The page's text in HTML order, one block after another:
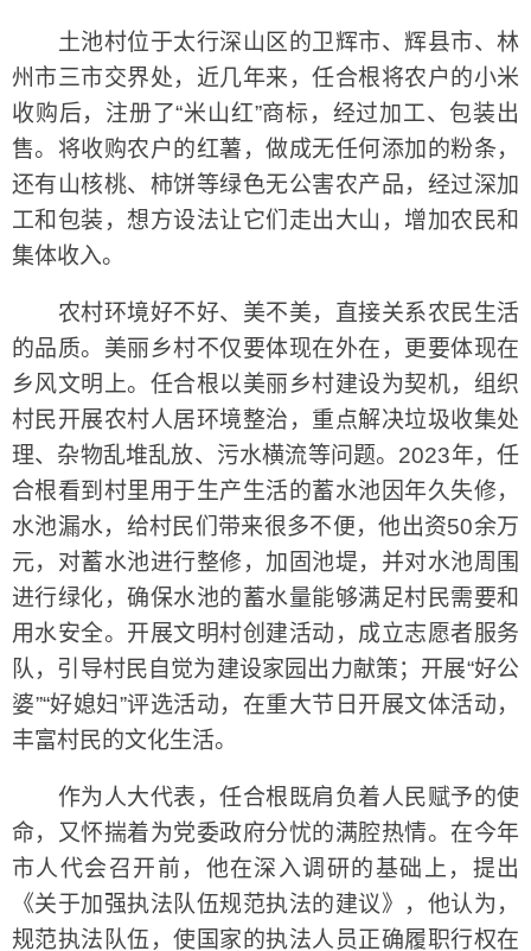
土池村位于太行深山区的卫辉市、辉县市、林
州市三市交界处，近几年来，任合根将农户的小米
收购后，注册了“米山红”商标，经过加工、包装出
售。将收购农户的红薯，做成无任何添加的粉条，
还有山核桃、柿饼等绿色无公害农产品，经过深加
工和包装，想方设法让它们走出大山，增加农民和
集体收入。
农村环境好不好、美不美，直接关系农民生活
的品质。美丽乡村不仅要体现在外在，更要体现在
乡风文明上。任合根以美丽乡村建设为契机，组织
村民开展农村人居环境整治，重点解决垃圾收集处
理、杂物乱堆乱放、污水横流等问题。2023年，任
合根看到村里用于生产生活的蓄水池因年久失修，
水池漏水，给村民们带来很多不便，他出资50余万
元，对蓄水池进行整修，加固池堤，并对水池周围
进行绿化，确保水池的蓄水量能够满足村民需要和
用水安全。开展文明村创建活动，成立志愿者服务
队，引导村民自觉为建设家园出力献策；开展“好公
婆”“好媳妇”评选活动，在重大节日开展文体活动，
丰富村民的文化生活。
作为人大代表，任合根既肩负着人民赋予的使
命，又怀揣着为党委政府分忧的满腔热情。在今年
市人代会召开前，他在深入调研的基础上，提出
《关于加强执法队伍规范执法的建议》，他认为，
规范执法队伍，使国家的执法人员正确履职行权在